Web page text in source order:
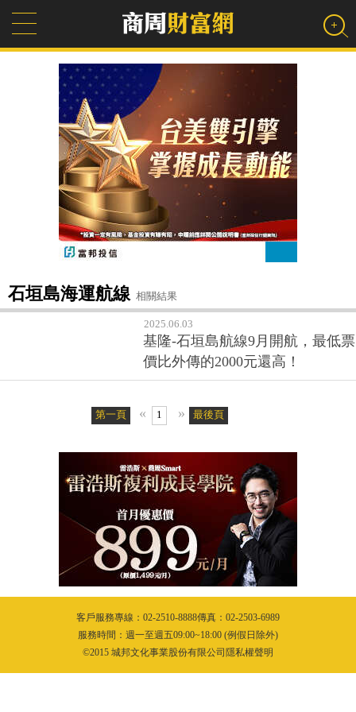
石垣島海運航線 相關結果
2025.06.03
基隆-石垣島航線9月開航，最低票
價比外傳的2000元還高！
第一頁 « 1 » 最後頁
客戶服務專線：02-2510-8888傳真：02-2503-6989
服務時間：週一至週五09:00~18:00 (例假日除外)
©2015 城邦文化事業股份有限公司隱私權聲明